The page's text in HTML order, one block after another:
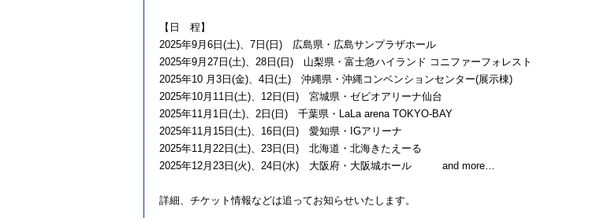
【日 程】
2025年9月6日(土)、7日(日) 広島県・広島サンプラザホール
2025年9月27日(土)、28日(日) 山梨県・富士急ハイランド コニファーフォレスト
2025年10 月3日(金)、4日(土) 沖縄県・沖縄コンベンションセンター(展示棟)
2025年10月11日(土)、12日(日) 宮城県・ゼビオアリーナ仙台
2025年11月1日(土)、2日(日) 千葉県・LaLa arena TOKYO-BAY
2025年11月15日(土)、16日(日) 愛知県・IGアリーナ
2025年11月22日(土)、23日(日) 北海道・北海きたえーる
2025年12月23日(火)、24日(水) 大阪府・大阪城ホール and more…
詳細、チケット情報などは追ってお知らせいたします。